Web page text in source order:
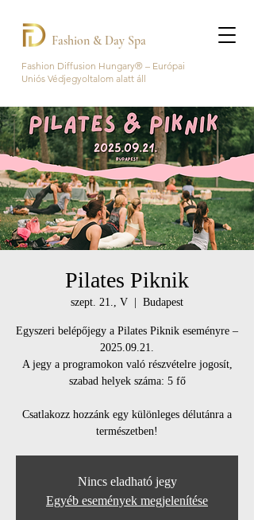
Fashion Diffusion Hungary® – Európai
Uniós Védjegyoltalom alatt áll
Fashion & Day Spa
Pilates Piknik
szept. 21., V Budapest
Egyszeri belépőjegy a Pilates Piknik eseményre –
2025.09.21.
A jegy a programokon való részvételre jogosít,
szabad helyek száma: 5 fő
Csatlakozz hozzánk egy különleges délutánra a
természetben!
Nincs eladható jegy
Egyéb események megjelenítése